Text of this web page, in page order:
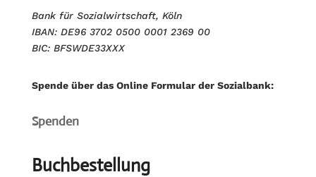
Bank für Sozialwirtschaft, Köln
IBAN: DE96 3702 0500 0001 2369 00
BIC: BFSWDE33XXX
Spende über das Online Formular der Sozialbank:
Spenden
Buchbestellung